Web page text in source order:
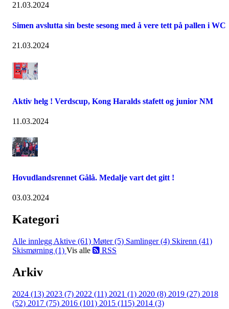
21.03.2024
Simen avslutta sin beste sesong med å vere tett på pallen i WC
21.03.2024
Aktiv helg ! Verdscup, Kong Haralds stafett og junior NM
11.03.2024
Hovudlandsrennet Gålå. Medalje vart det gitt !
03.03.2024
Kategori
Alle innlegg Aktive (61) Møter (5) Samlinger (4) Skirenn (41)
Skismørning (1) Vis alle RSS
Arkiv
2024 (13) 2023 (7) 2022 (11) 2021 (1) 2020 (8) 2019 (27) 2018
(52) 2017 (75) 2016 (101) 2015 (115) 2014 (3)